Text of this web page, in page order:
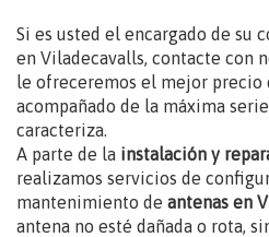
Si es usted el encargado de su
en Viladecavalls, contacte con
le ofreceremos el mejor precio
acompañado de la máxima
caracteriza.
A parte de la instalación y
realizamos servicios de
mantenimiento de antenas en
antena no esté dañada o rota,